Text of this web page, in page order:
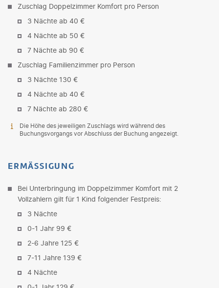
Zuschlag Doppelzimmer Komfort pro Person
3 Nächte ab 40 €
4 Nächte ab 50 €
7 Nächte ab 90 €
Zuschlag Familienzimmer pro Person
3 Nächte 130 €
4 Nächte ab 40 €
7 Nächte ab 280 €
Die Höhe des jeweiligen Zuschlags wird während des
Buchungsvorgangs vor Abschluss der Buchung angezeigt.
ERMÄSSIGUNG
Bei Unterbringung im Doppelzimmer Komfort mit 2
Vollzahlern gilt für 1 Kind folgender Festpreis:
3 Nächte
0-1 Jahr 99 €
2-6 Jahre 125 €
7-11 Jahre 139 €
4 Nächte